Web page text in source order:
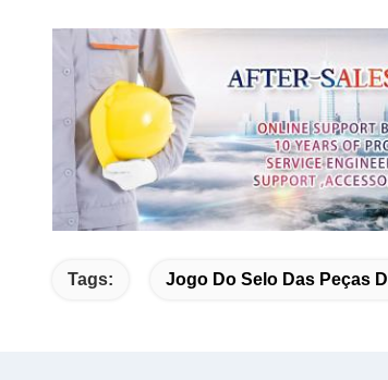
Tags: Jogo Do Selo Das Peças